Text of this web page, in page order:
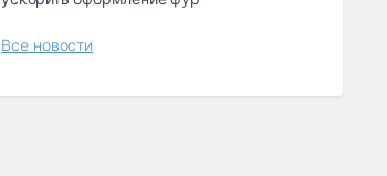
Все новости